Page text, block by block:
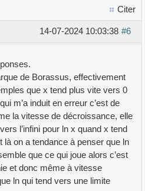
Citer
#6
14-07-2024 10:03:38
de Borassus, effectivement
que x tend plus vite vers 0
m’a induit en erreur c’est de
la vitesse de décroissance, elle
l’infini pour ln x quand x tend
on a tendance à penser que ln
que ce qui joue alors c’est
et donc même à vitesse
ln qui tend vers une limite